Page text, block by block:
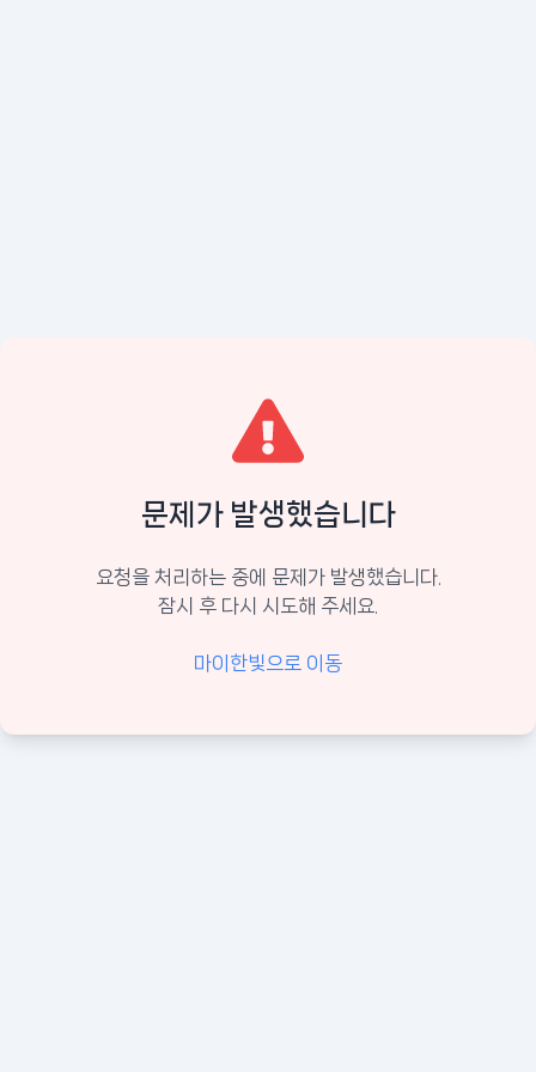
문제가 발생했습니다
요청을 처리하는 중에 문제가 발생했습니다.
잠시 후 다시 시도해 주세요.
마이한빛으로 이동